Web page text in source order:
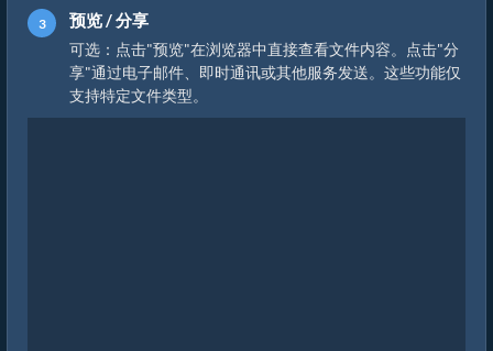
预览 / 分享
可选：点击"预览"在浏览器中直接查看文件内容。点击"分
享"通过电子邮件、即时通讯或其他服务发送。这些功能仅
支持特定文件类型。